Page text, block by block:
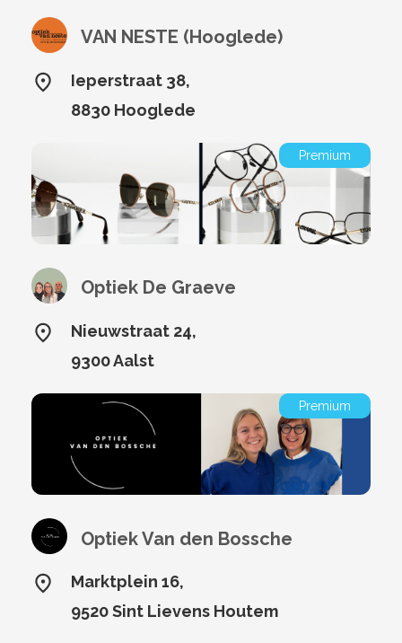
VAN NESTE (Hooglede)
Ieperstraat 38,
8830 Hooglede
Premium
Optiek De Graeve
Nieuwstraat 24,
9300 Aalst
Premium
Optiek Van den Bossche
Marktplein 16,
9520 Sint Lievens Houtem